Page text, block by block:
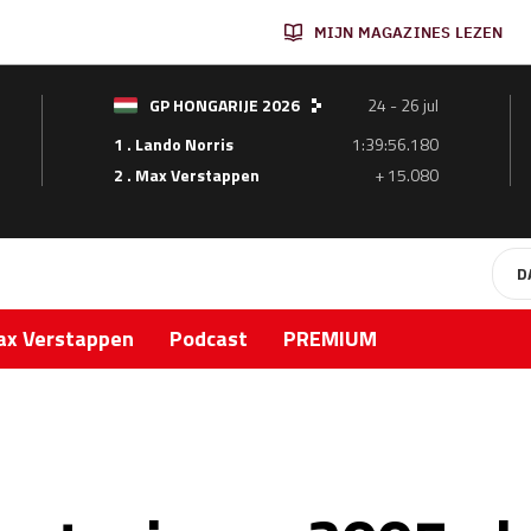
MIJN MAGAZINES LEZEN
GP HONGARIJE 2026
24 - 26 jul
1 . Lando Norris
1:39:56.180
2 . Max Verstappen
+ 15.080
Verstappen Podcast PREMIUM